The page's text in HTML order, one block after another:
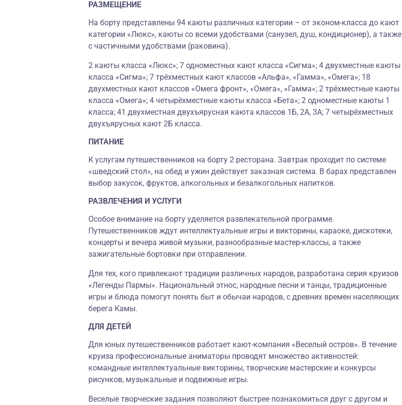
РАЗМЕЩЕНИЕ
На борту представлены 94 каюты различных категории – от эконом-класса до кают
категории «Люкс», каюты со всеми удобствами (санузел, душ, кондиционер), а также
с частичными удобствами (раковина).
2 каюты класса «Люкс»; 7 одноместных кают класса «Сигма»; 4 двухместные каюты
класса «Сигма»; 7 трёхместных кают классов «Альфа», «Гамма», «Омега»; 18
двухместных кают классов «Омега фронт», «Омега», «Гамма»; 2 трёхместные каюты
класса «Омега»; 4 четырёхместные каюты класса «Бета»; 2 одноместные каюты 1
класса; 41 двухместная двухъярусная каюта классов 1Б, 2А, 3А; 7 четырёхместных
двухъярусных кают 2Б класса.
ПИТАНИЕ
К услугам путешественников на борту 2 ресторана. Завтрак проходит по системе
«шведский стол», на обед и ужин действует заказная система. В барах представлен
выбор закусок, фруктов, алкогольных и безалкогольных напитков.
РАЗВЛЕЧЕНИЯ И УСЛУГИ
Особое внимание на борту уделяется развлекательной программе.
Путешественников ждут интеллектуальные игры и викторины, караоке, дискотеки,
концерты и вечера живой музыки, разнообразные мастер-классы, а также
зажигательные бортовки при отправлении.
Для тех, кого привлекают традиции различных народов, разработана серия круизов
«Легенды Пармы». Национальный этнос, народные песни и танцы, традиционные
игры и блюда помогут понять быт и обычаи народов, с древних времен населяющих
берега Камы.
ДЛЯ ДЕТЕЙ
Для юных путешественников работает кают-компания «Веселый остров». В течение
круиза профессиональные аниматоры проводят множество активностей:
командные интеллектуальные викторины, творческие мастерские и конкурсы
рисунков, музыкальные и подвижные игры.
Веселые творческие задания позволяют быстрее познакомиться друг с другом и